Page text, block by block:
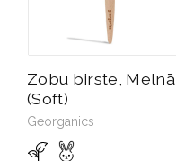
Zobu birste, Melnā
(Soft)
Georganics